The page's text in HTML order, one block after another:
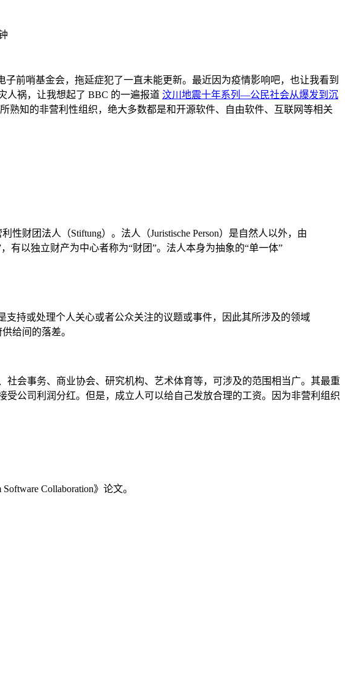
前哨基金会，拖延症犯了一直未能更新。最近因为疫情影响吧，也让我看到
人祸，让我想起了 BBC 的一遍报道 汶川地震十年系列—公民社会从爆发到沉
知的非营利性组织，绝大多数都是和开源软件、自由软件、互联网等相关
财团法人（Stiftung）。法人（Juristische Person）是自然人以外，由
有以独立财产为中心者称为“财团”。法人本身为抽象的“单一体”
支持或处理个人关心或者公众关注的议题或事件，因此其所涉及的领域
给间的落差。
会事务、商业协会、研究机构、艺术体育等，可涉及的范围相当广。其最重
公司利润分红。但是，成立人可以给自己发放合理的工资。因为非营利组织
Collaboration》论文。